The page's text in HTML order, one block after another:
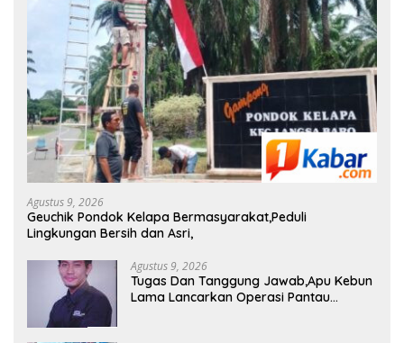
Agustus 9, 2026
Geuchik Pondok Kelapa Bermasyarakat,Peduli
Lingkungan Bersih dan Asri,
Agustus 9, 2026
Tugas Dan Tanggung Jawab,Apu Kebun
Lama Lancarkan Operasi Pantau